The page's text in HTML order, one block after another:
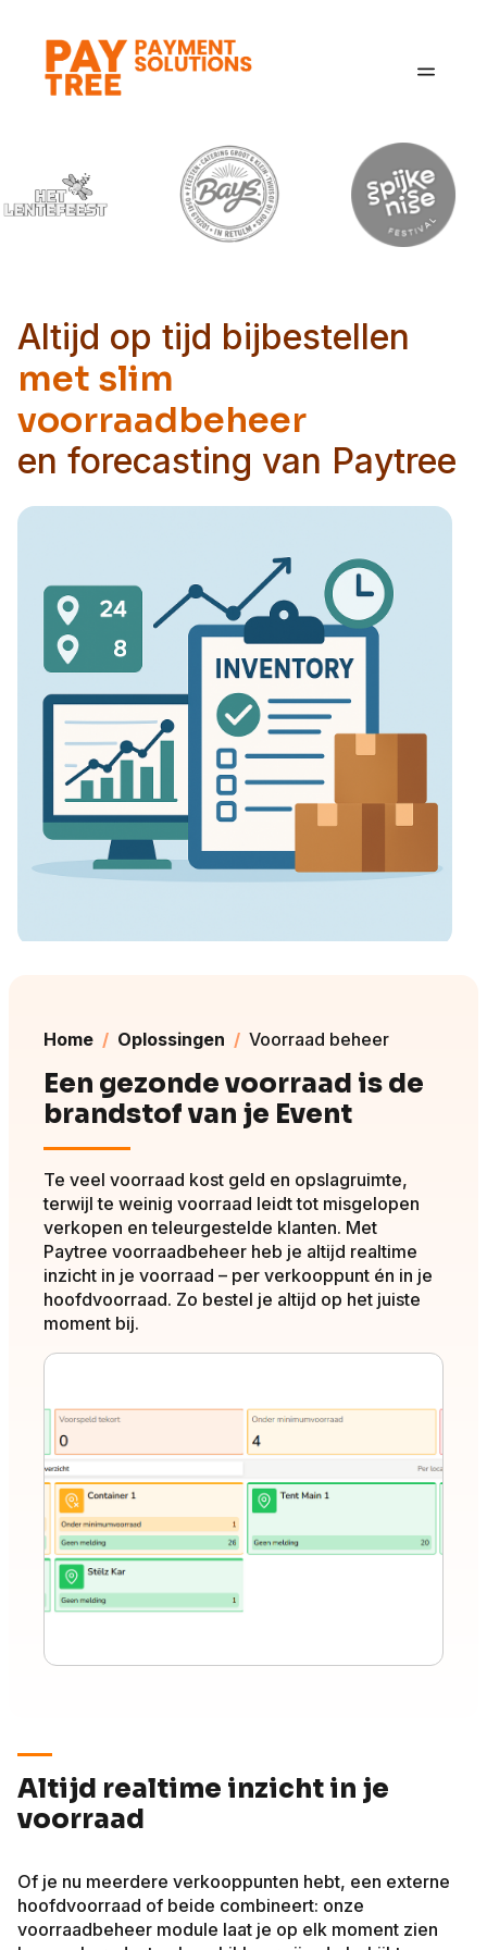
Sectoren
Over ons
Altijd op tijd bijbestellen
met slim
voorraadbeheer
en forecasting van Paytree
Home Oplossingen Voorraad beheer
Een gezonde voorraad is de
brandstof van je Event
Te veel voorraad kost geld en opslagruimte,
terwijl te weinig voorraad leidt tot misgelopen
verkopen en teleurgestelde klanten. Met
Paytree voorraadbeheer heb je altijd realtime
inzicht in je voorraad – per verkooppunt én in je
hoofdvoorraad. Zo bestel je altijd op het juiste
moment bij.
Altijd realtime inzicht in je
voorraad
Of je nu meerdere verkooppunten hebt, een externe
hoofdvoorraad of beide combineert: onze
voorraadbeheer module laat je op elk moment zien